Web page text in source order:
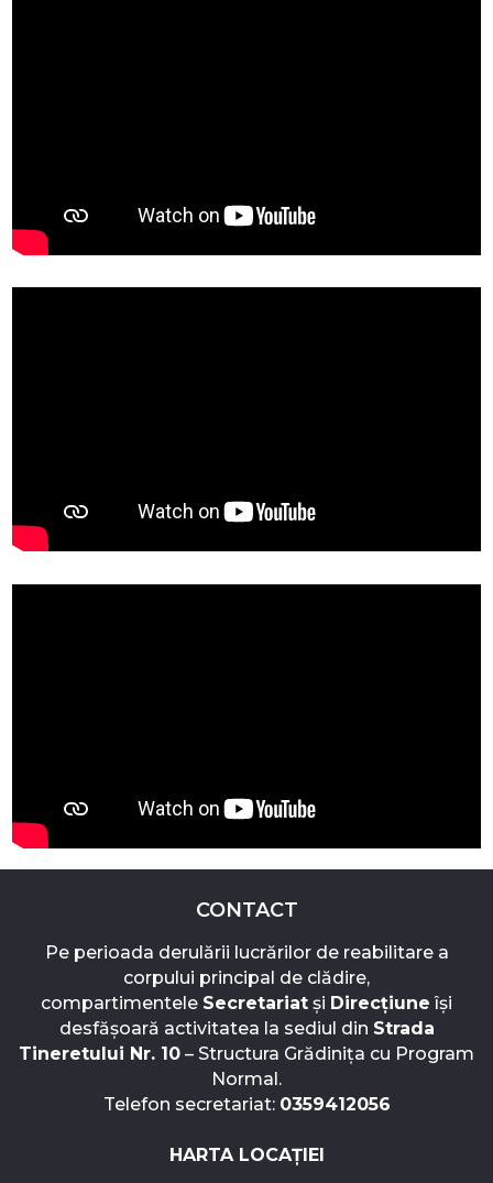
CONTACT
Pe perioada derulării lucrărilor de reabilitare a
corpului principal de clădire,
compartimentele Secretariat și Direcțiune își
desfășoară activitatea la sediul din Strada
Tineretului Nr. 10 – Structura Grădinița cu Program
Normal.
Telefon secretariat: 0359412056
HARTA LOCAȚIEI